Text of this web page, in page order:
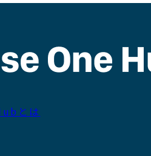
とは